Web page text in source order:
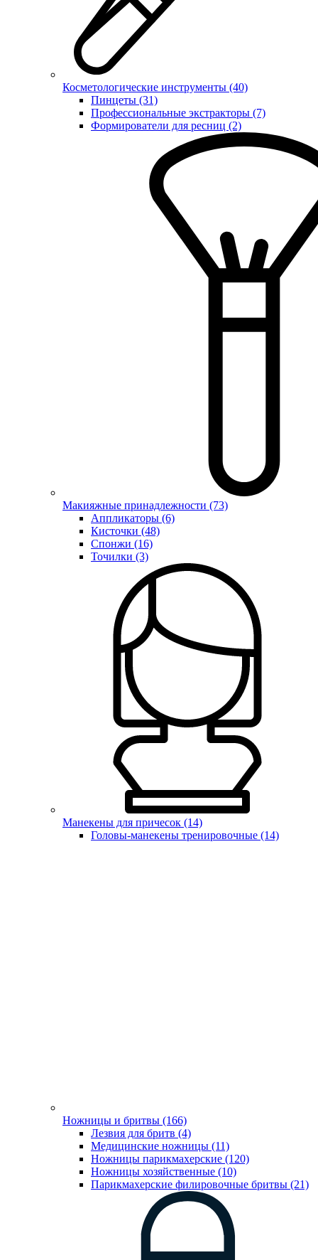
Косметологические инструменты (40)
Пинцеты (31)
Профессиональные экстракторы (7)
Формирователи для ресниц (2)
Макияжные принадлежности (73)
Аппликаторы (6)
Кисточки (48)
Спонжи (16)
Точилки (3)
Манекены для причесок (14)
Головы-манекены тренировочные (14)
Ножницы и бритвы (166)
Лезвия для бритв (4)
Медицинские ножницы (11)
Ножницы парикмахерские (120)
Ножницы хозяйственные (10)
Парикмахерские филировочные бритвы (21)